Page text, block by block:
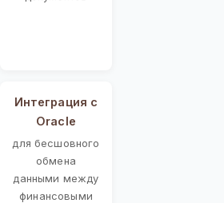
Интеграция с
Oracle
для бесшовного
обмена
данными между
финансовыми